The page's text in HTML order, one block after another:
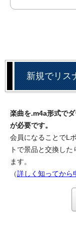
新規でリス
楽曲を.m4a形式で
が必要です。
会員になることでL
トで景品と交換し
ます。
（詳しく知ってか